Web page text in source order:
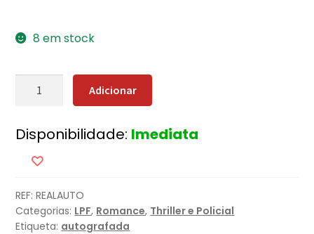
8 em stock
Quantidade
Morte
Muito
Real
[Edição
Autografada]
Adicionar
Disponibilidade: Imediata
REF:REALAUTO
Categorias: LPF, Romance, Thriller e Policial
Etiqueta: autografada